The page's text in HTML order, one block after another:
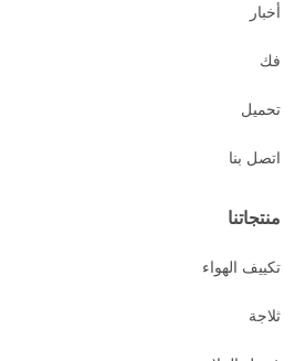
أخبار
فك
تحميل
اتصل بنا
منتجاتنا
تكييف الهواء
ثلاجة